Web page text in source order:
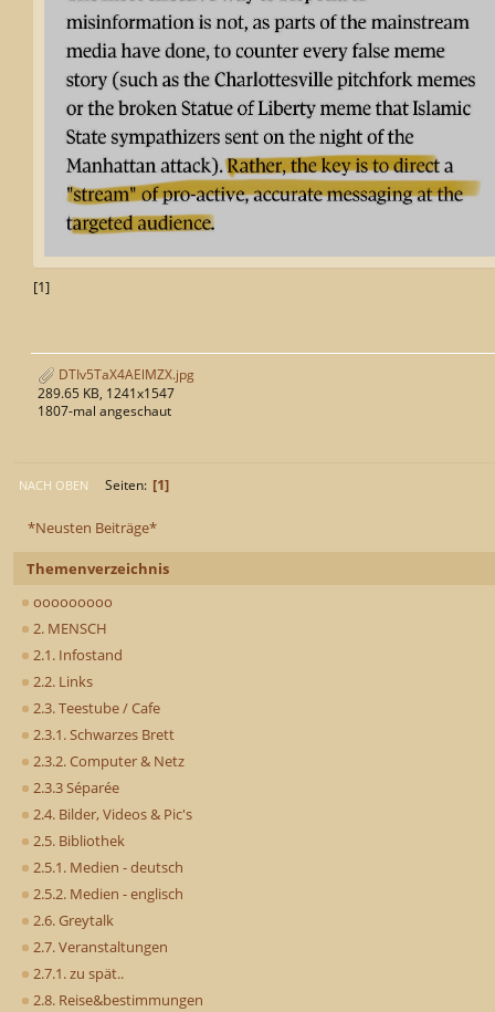
*Neusten Beiträge*
Themenverzeichnis
ooooooooo
2. MENSCH
2.1. Infostand
2.2. Links
2.3. Teestube / Cafe
2.3.1. Schwarzes Brett
2.3.2. Computer & Netz
2.3.3 Séparée
2.4. Bilder, Videos & Pic's
2.5. Bibliothek
2.5.1. Medien - deutsch
2.5.2. Medien - englisch
2.6. Greytalk
2.7. Veranstaltungen
2.7.1. zu spät..
2.8. Reise&bestimmungen
[1]
DTIv5TaX4AElMZX.jpg
289.65 KB, 1241x1547
1807-mal angeschaut
NACH OBEN Seiten 1